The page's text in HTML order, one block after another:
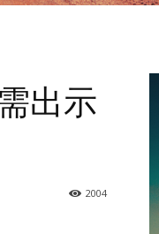
出示
2004